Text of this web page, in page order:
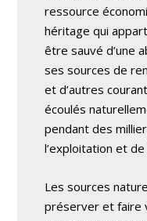
ressource
héritage qui
être sauvé d’une
ses sources de
et d’autres
écoulés
pendant des
l’exploitation et de
Les sources
préserver et faire